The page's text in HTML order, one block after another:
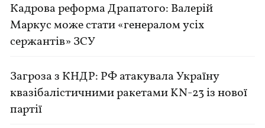
Кадрова реформа Драпатого: Валерій
Маркус може стати «генералом усіх
сержантів» ЗСУ
Загроза з КНДР: РФ атакувала Україну
квазібалістичними ракетами KN-23 із нової
партії